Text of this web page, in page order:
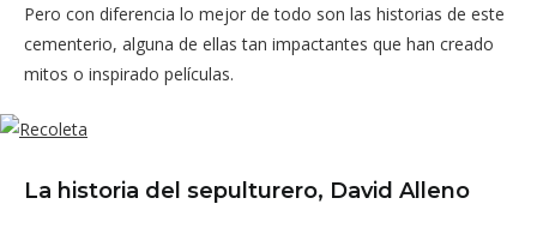
Pero con diferencia lo mejor de todo son las historias de este
cementerio, alguna de ellas tan impactantes que han creado
mitos o inspirado películas.
La historia del sepulturero, David Alleno